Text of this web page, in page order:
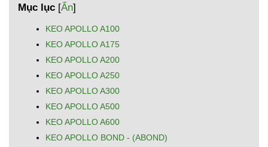
Mục lục [Ẩn]
KEO APOLLO A100
KEO APOLLO A175
KEO APOLLO A200
KEO APOLLO A250
KEO APOLLO A300
KEO APOLLO A500
KEO APOLLO A600
KEO APOLLO BOND - (ABOND)